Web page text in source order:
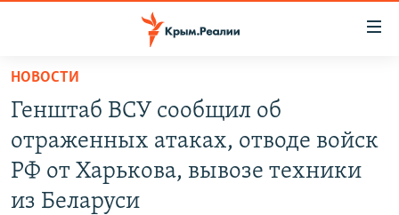
Вернуться
основному
содержанию
Вернутся
главной
ГРУЗ 200
КАРТА ВОЕННЫХ ОБЪЕКТОВ КРЫМА
ВОДА
ИСТОРИЯ
НОВОСТИ
Генштаб ВСУ сообщил об
отраженных атаках, отводе войск
РФ от Харькова, вывозе техники
из Беларуси